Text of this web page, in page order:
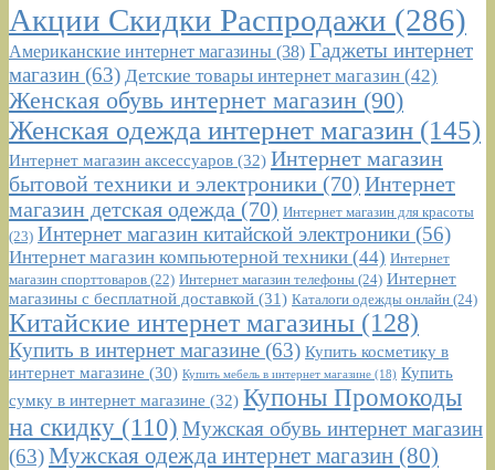
Акции Скидки Распродажи (286)
Американские интернет магазины (38) Гаджеты интернет
магазин (63) Детские товары интернет магазин (42)
Женская обувь интернет магазин (90)
Женская одежда интернет магазин (145)
Интернет магазин аксессуаров (32) Интернет магазин
бытовой техники и электроники (70) Интернет
магазин детская одежда (70) Интернет магазин для красоты
(23) Интернет магазин китайской электроники (56)
Интернет магазин компьютерной техники (44) Интернет
магазин спорттоваров (22) Интернет магазин телефоны (24) Интернет
магазины с бесплатной доставкой (31) Каталоги одежды онлайн (24)
Китайские интернет магазины (128)
Купить в интернет магазине (63) Купить косметику в
интернет магазине (30) Купить мебель в интернет магазине (18) Купить
сумку в интернет магазине (32) Купоны Промокоды
на скидку (110) Мужская обувь интернет магазин
(63)Мужская одежда интернет магазин (80)